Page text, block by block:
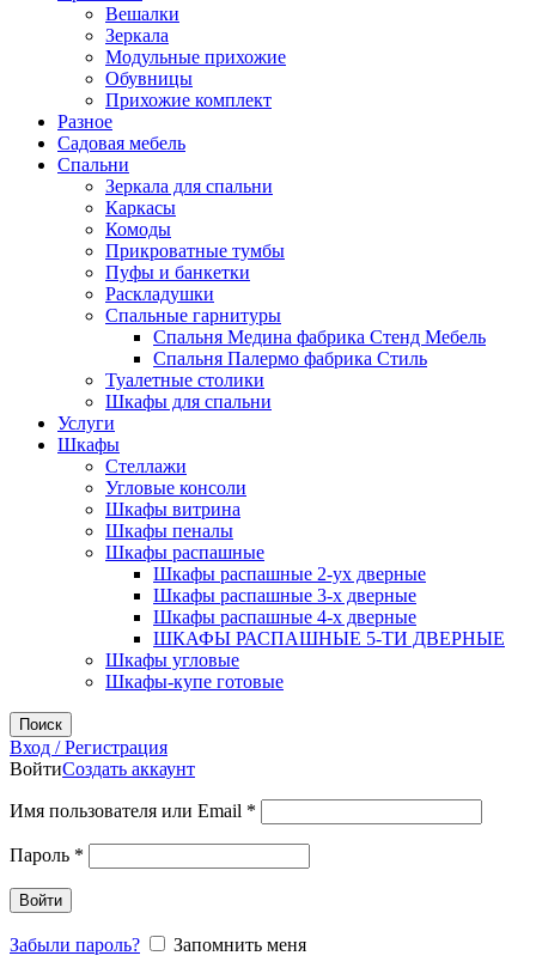
Вешалки
Зеркала
Модульные прихожие
Обувницы
Прихожие комплект
Разное
Садовая мебель
Спальни
Зеркала для спальни
Каркасы
Комоды
Прикроватные тумбы
Пуфы и банкетки
Раскладушки
Спальные гарнитуры
Спальня Медина фабрика Стенд Мебель
Спальня Палермо фабрика Стиль
Туалетные столики
Шкафы для спальни
Услуги
Шкафы
Стеллажи
Угловые консоли
Шкафы витрина
Шкафы пеналы
Шкафы распашные
Шкафы распашные 2-ух дверные
Шкафы распашные 3-х дверные
Шкафы распашные 4-х дверные
ШКАФЫ РАСПАШНЫЕ 5-ТИ ДВЕРНЫЕ
Шкафы угловые
Шкафы-купе готовые
Поиск
Вход / Регистрация
ВойтиСоздать аккаунт
Имя пользователя или Email *
Пароль *
Войти
Забыли пароль?
Запомнить меня